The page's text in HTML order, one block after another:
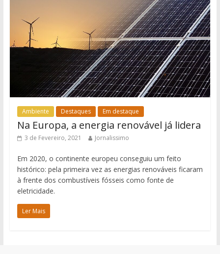
Ambiente Destaques Em destaque
Na Europa, a energia renovável já lidera
3 de Fevereiro, 2021 Jornalissimo
Em 2020, o continente europeu conseguiu um feito
histórico: pela primeira vez as energias renováveis ficaram
à frente dos combustíveis fósseis como fonte de
eletricidade.
Ler Mais